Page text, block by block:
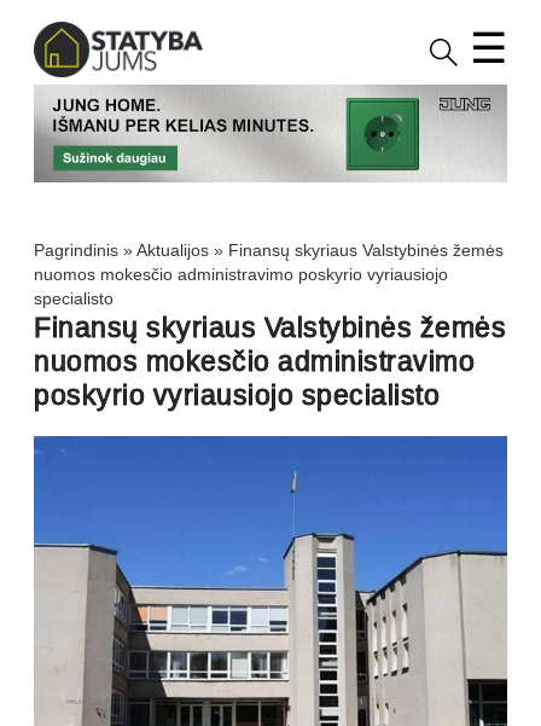
☰
Pagrindinis »Aktualijos » Finansų skyriaus Valstybinės žemės
nuomos mokesčio administravimo poskyrio vyriausiojo
specialisto
Finansų skyriaus Valstybinės žemės
nuomos mokesčio administravimo
poskyrio vyriausiojo specialisto